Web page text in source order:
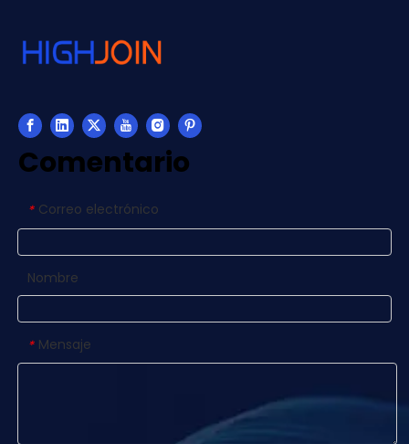
Comentario
* Correo electrónico
Nombre
* Mensaje